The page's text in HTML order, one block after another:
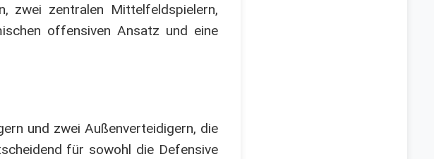
zwei zentralen Mittelfeldspielern,
offensiven Ansatz und eine
und zwei Außenverteidigern, die
für sowohl die Defensive